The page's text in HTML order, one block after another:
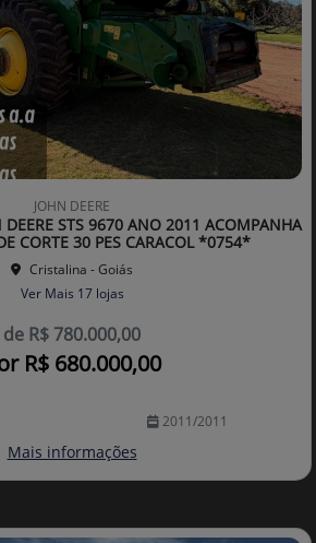
JOHN DEERE
DEERE STS 9670 ANO 2011 ACOMPANHA
CORTE 30 PES CARACOL *0754*
Cristalina - Goiás
Ver Mais 17 lojas
de R$ 780.000,00
R$ 680.000,00
2011/2011
Mais informações